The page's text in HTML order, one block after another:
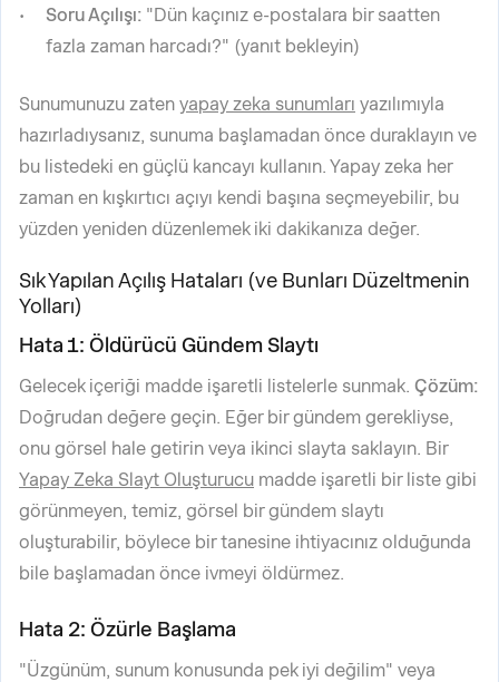
Soru Açılışı: "Dün kaçınız e-postalara bir saatten
fazla zaman harcadı?" (yanıt bekleyin)
Sunumunuzu zaten yapay zeka sunumları yazılımıyla
hazırladıysanız, sunuma başlamadan önce duraklayın ve
bu listedeki en güçlü kancayı kullanın. Yapay zeka her
zaman en kışkırtıcı açıyı kendi başına seçmeyebilir, bu
yüzden yeniden düzenlemek iki dakikanıza değer.
Sık Yapılan Açılış Hataları (ve Bunları Düzeltmenin
Yolları)
Hata 1: Öldürücü Gündem Slaytı
Gelecek içeriği madde işaretli listelerle sunmak. Çözüm:
Doğrudan değere geçin. Eğer bir gündem gerekliyse,
onu görsel hale getirin veya ikinci slayta saklayın. Bir
Yapay Zeka Slayt Oluşturucu madde işaretli bir liste gibi
görünmeyen, temiz, görsel bir gündem slaytı
oluşturabilir, böylece bir tanesine ihtiyacınız olduğunda
bile başlamadan önce ivmeyi öldürmez.
Hata 2: Özürle Başlama
"Üzgünüm, sunum konusunda pek iyi değilim" veya